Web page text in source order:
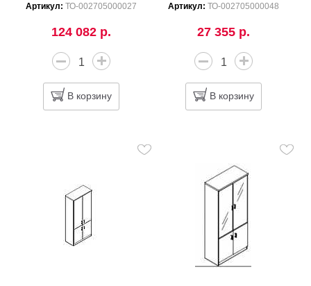
Артикул:ТО-002705000027
124 082 р.
В корзину
Артикул:ТО-002705000048
27 355 р.
В корзину